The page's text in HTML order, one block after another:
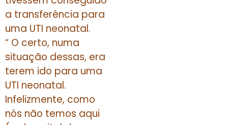
a transferência para
uma UTI neonatal.
“ O certo, numa
situação dessas, era
terem ido para uma
UTI neonatal.
Infelizmente, como
nós não temos aqui